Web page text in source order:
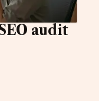
audit